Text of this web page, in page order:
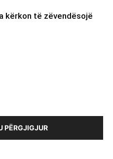
kërkon të zëvendësojë
PËRGJIGJUR